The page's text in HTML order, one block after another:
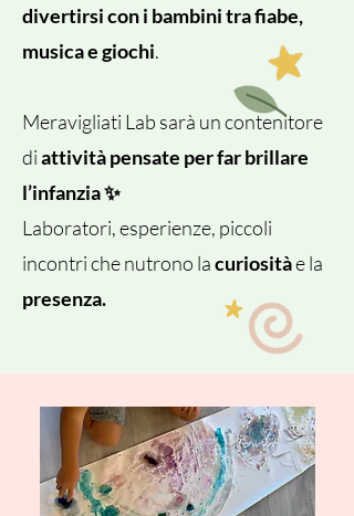
divertirsi con i bambini tra fiabe,
musica e giochi.
Meravigliati Lab sarà un contenitore
diattività pensate per far brillare
l’infanzia ✨
Laboratori, esperienze, piccoli
incontri che nutrono lacuriositàe la
presenza.